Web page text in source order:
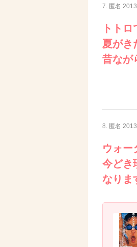
7. 匿名
トト
夏がき
昔なが
8. 匿名
ウォー
今どき
なりま